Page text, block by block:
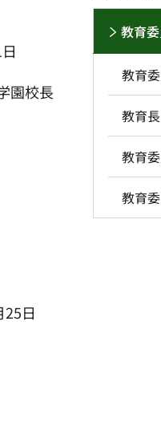
園校長
日
教育
教育
教育
教育
教育